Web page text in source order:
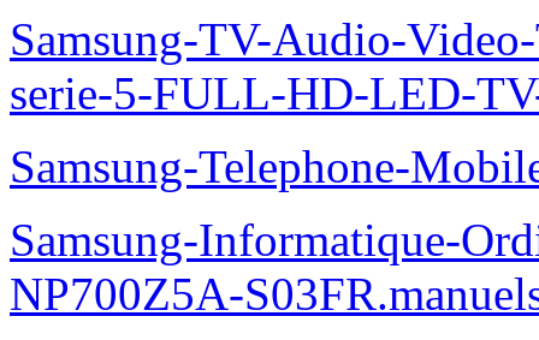
Samsung-TV-Audio-
serie-5-FULL-HD-LED-
Samsung-Telephone-
Samsung-Informatique-
NP700Z5A-